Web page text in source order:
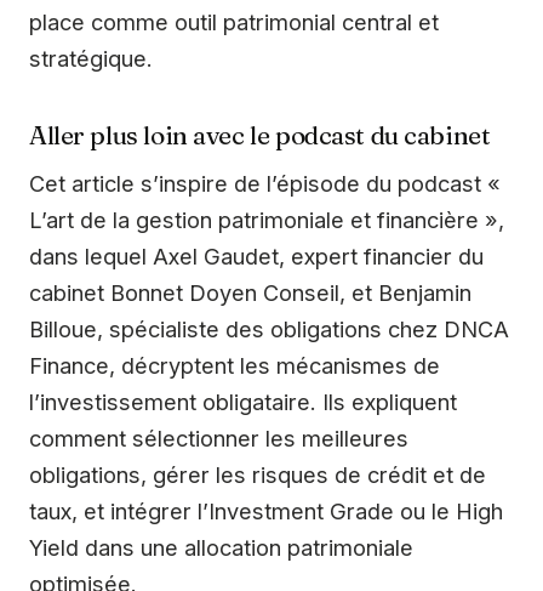
place comme outil patrimonial central et
stratégique.
Aller plus loin avec le podcast du cabinet
Cet article s’inspire de l’épisode du podcast «
L’art de la gestion patrimoniale et financière »,
dans lequel Axel Gaudet, expert financier du
cabinet Bonnet Doyen Conseil, et Benjamin
Billoue, spécialiste des obligations chez DNCA
Finance, décryptent les mécanismes de
l’investissement obligataire. Ils expliquent
comment sélectionner les meilleures
obligations, gérer les risques de crédit et de
taux, et intégrer l’Investment Grade ou le High
Yield dans une allocation patrimoniale
optimisée.